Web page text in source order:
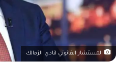
المستشار القانوني لنادي الزمالك